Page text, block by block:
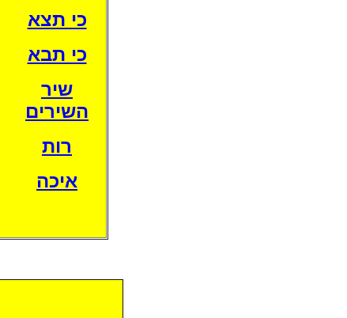
כי תצא
כי תבא
שיר
השירים
רות
איכה